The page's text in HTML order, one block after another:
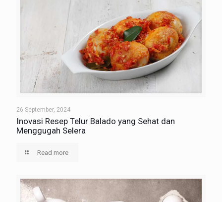
26 September, 2024
Inovasi Resep Telur Balado yang Sehat dan
Menggugah Selera
Read more